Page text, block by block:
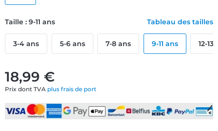
18,99 €
Prix dont TVA plus frais de port
Taille : 9-11 ans Tableau des tailles
3-4 ans 5-6 ans 7-8 ans 9-11 ans 12-13